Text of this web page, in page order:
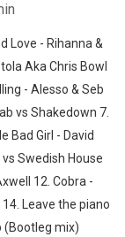
Love - Rihanna &
Aka Chris Bowl
- Alesso & Seb
vs Shakedown 7.
Bad Girl - David
Swedish House
12. Cobra -
Leave the piano
(Bootleg mix)